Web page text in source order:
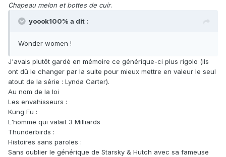
Chapeau melon et bottes de cuir.
yoook100% a dit :
Wonder women !
J'avais plutôt gardé en mémoire ce générique-ci plus rigolo (ils
ont dû le changer par la suite pour mieux mettre en valeur le seul
atout de la série : Lynda Carter).
Au nom de la loi
Les envahisseurs :
Kung Fu :
L'homme qui valait 3 Milliards
Thunderbirds :
Histoires sans paroles :
Sans oublier le générique de Starsky & Hutch avec sa fameuse